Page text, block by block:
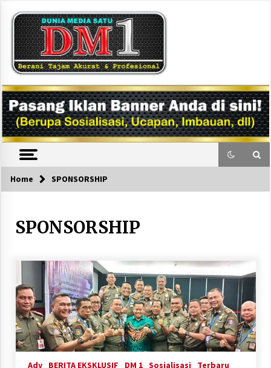
content
DM1
Home SPONSORSHIP
SPONSORSHIP
Adv BERITA EKSKLUSIF DM 1 Sosialisasi Terbaru